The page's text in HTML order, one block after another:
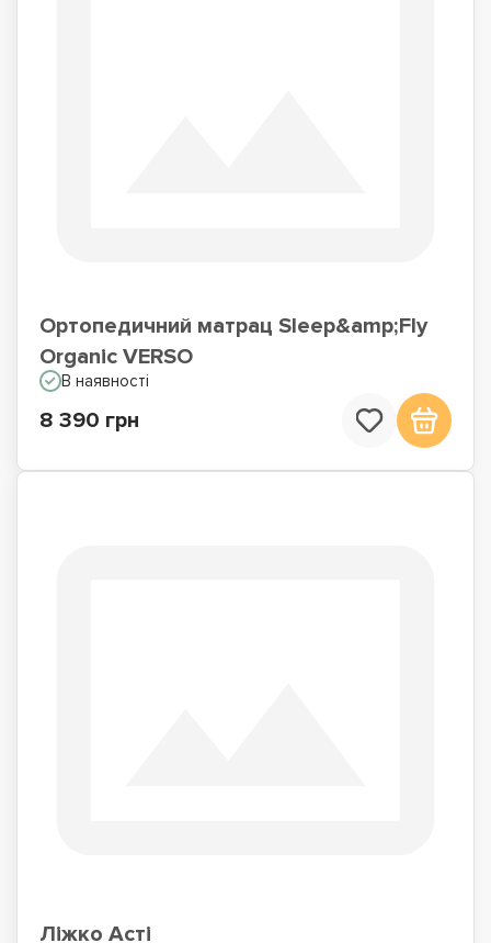
Ортопедичний матрац Sleep&amp;Fly
Organic VERSO
В наявності
8 390 грн
Ліжко Асті